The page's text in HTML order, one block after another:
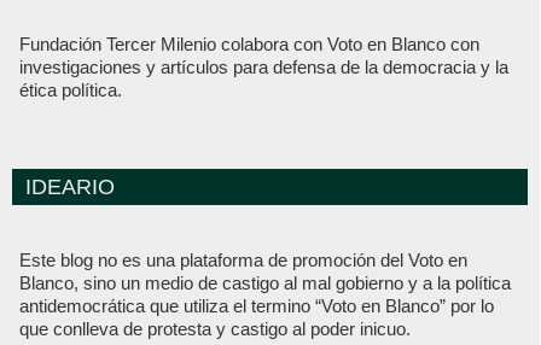
Fundación Tercer Milenio colabora con Voto en Blanco con
investigaciones y artículos para defensa de la democracia y la
ética política.
IDEARIO
Este blog no es una plataforma de promoción del Voto en
Blanco, sino un medio de castigo al mal gobierno y a la política
antidemocrática que utiliza el termino “Voto en Blanco” por lo
que conlleva de protesta y castigo al poder inicuo.